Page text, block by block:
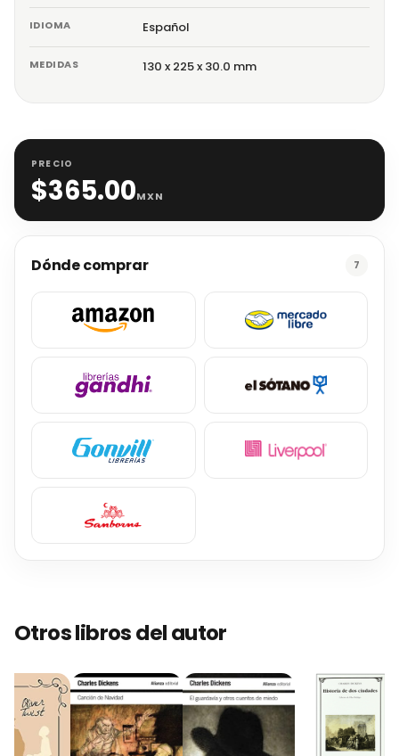
IDIOMA Español
MEDIDAS 130 x 225 x 30.0 mm
PRECIO
$365.00MXN
Dónde comprar 7
Otros libros del autor